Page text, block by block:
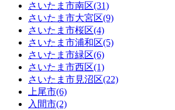
さいたま市南区(31)
さいたま市大宮区(9)
さいたま市桜区(4)
さいたま市浦和区(5)
さいたま市緑区(6)
さいたま市西区(1)
さいたま市見沼区(22)
上尾市(6)
入間市(2)